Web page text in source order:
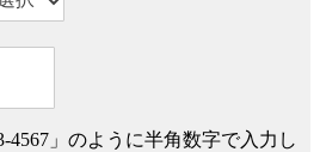
4567」のように半角数字で入力し